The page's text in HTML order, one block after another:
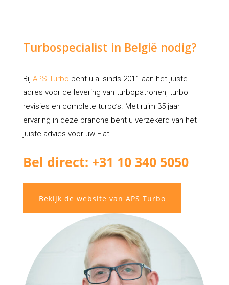
Turbospecialist in België nodig?
Bij APS Turbo bent u al sinds 2011 aan het juiste
adres voor de levering van turbopatronen, turbo
revisies en complete turbo’s. Met ruim 35 jaar
ervaring in deze branche bent u verzekerd van het
juiste advies voor uw Fiat
Bel direct: +31 10 340 5050
Bekijk de website van APS Turbo